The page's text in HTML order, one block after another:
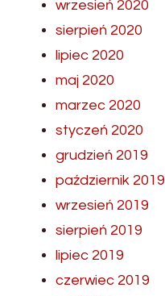
wrzesień 2020
sierpień 2020
lipiec 2020
maj 2020
marzec 2020
styczeń 2020
grudzień 2019
październik 2019
wrzesień 2019
sierpień 2019
lipiec 2019
czerwiec 2019